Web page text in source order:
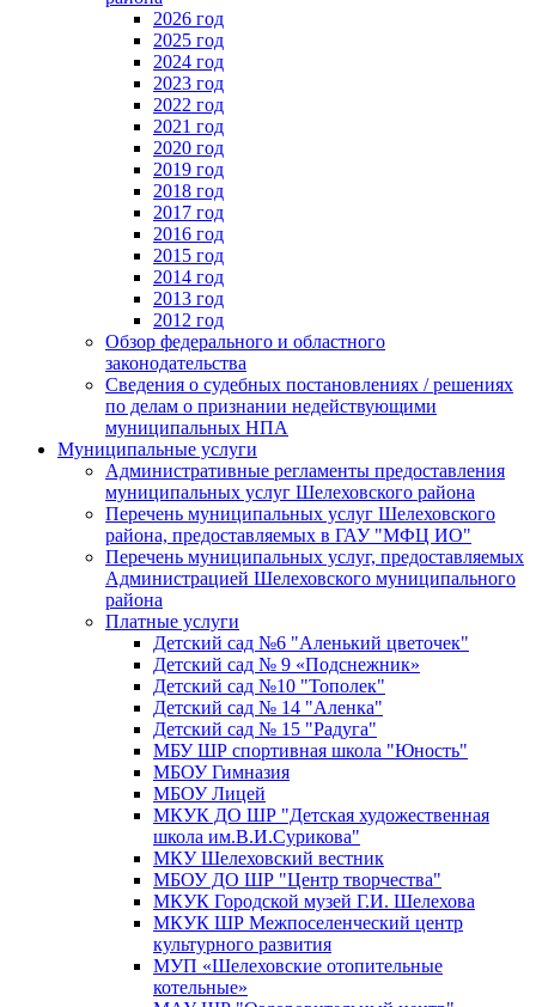
2026 год
2025 год
2024 год
2023 год
2022 год
2021 год
2020 год
2019 год
2018 год
2017 год
2016 год
2015 год
2014 год
2013 год
2012 год
Обзор федерального и областного
законодательства
Сведения о судебных постановлениях / решениях
по делам о признании недействующими
муниципальных НПА
Муниципальные услуги
Административные регламенты предоставления
муниципальных услуг Шелеховского района
Перечень муниципальных услуг Шелеховского
района, предоставляемых в ГАУ "МФЦ ИО"
Перечень муниципальных услуг, предоставляемых
Администрацией Шелеховского муниципального
района
Платные услуги
Детский сад №6 "Аленький цветочек"
Детский сад № 9 «Подснежник»
Детский сад №10 "Тополек"
Детский сад № 14 "Аленка"
Детский сад № 15 "Радуга"
МБУ ШР спортивная школа "Юность"
МБОУ Гимназия
МБОУ Лицей
МКУК ДО ШР "Детская художественная
школа им.В.И.Сурикова"
МКУ Шелеховский вестник
МБОУ ДО ШР "Центр творчества"
МКУК Городской музей Г.И. Шелехова
МКУК ШР Межпоселенческий центр
культурного развития
МУП «Шелеховские отопительные
котельные»